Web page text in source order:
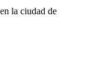
la ciudad de